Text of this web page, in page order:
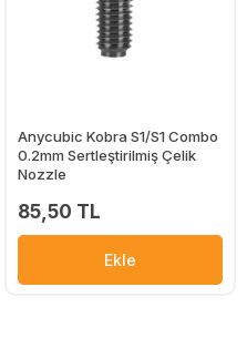
Anycubic Kobra S1/S1 Combo
0.2mm Sertleştirilmiş Çelik
Nozzle
85,50 TL
Ekle